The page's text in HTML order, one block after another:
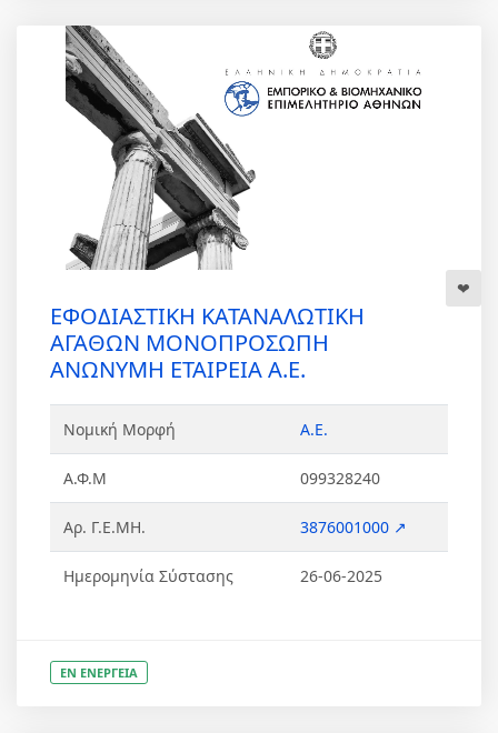
ΕΦΟΔΙΑΣΤΙΚΗ ΚΑΤΑΝΑΛΩΤΙΚΗ
ΑΓΑΘΩΝ ΜΟΝΟΠΡΟΣΩΠΗ
ΑΝΩΝΥΜΗ ΕΤΑΙΡΕΙΑ Α.Ε.
Νομική Μορφή Α.Ε.
Α.Φ.Μ 099328240
Αρ. Γ.Ε.ΜΗ. 3876001000 ↗
Ημερομηνία Σύστασης 26-06-2025
ΕΝ ΕΝΕΡΓΕΙΑ